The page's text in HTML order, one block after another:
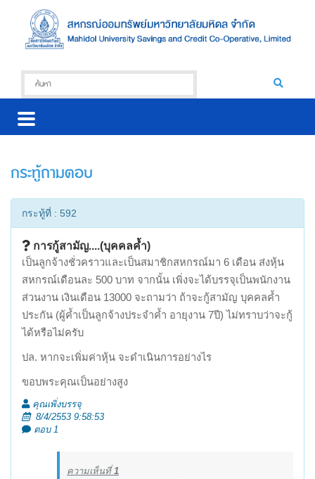
กระทู้ถามตอบ
กระทู้ที่ : 592
การกู้สามัญ....(บุคคลค้ำ)
เป็นลูกจ้างชั่วคราวและเป็นสมาชิกสหกรณ์มา 6 เดือน ส่งหุ้น
สหกรณ์เดือนละ 500 บาท จากนั้น เพิ่งจะได้บรรจุเป็นพนักงาน
ส่วนงาน เงินเดือน 13000 จะถามว่า ถ้าจะกู้สามัญ บุคคลค้ำ
ประกัน (ผู้ค้ำเป็นลูกจ้างประจำค้ำ อายุงาน 7ปี) ไม่ทราบว่าจะกู้
ได้หรือไม่ครับ
ปล. หากจะเพิ่มค่าหุ้น จะดำเนินการอย่างไร
ขอบพระคุณเป็นอย่างสูง
คุณเพิ่งบรรจุ
8/4/2553 9:58:53
ตอบ 1
ความเห็นที่1